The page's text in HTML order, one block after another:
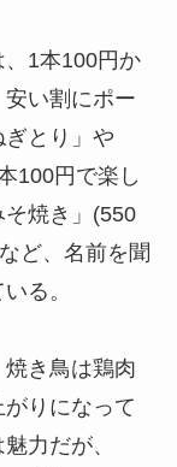
1本100円か
い割にポー
とり」や
100円で楽し
焼き」(550
ど、名前を聞
る。
き鳥は鶏肉
りになって
力だが、